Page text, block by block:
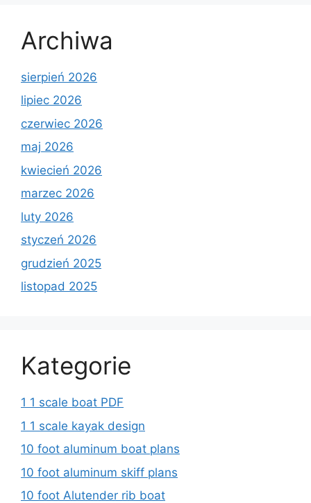
Archiwa
sierpień 2026
lipiec 2026
czerwiec 2026
maj 2026
kwiecień 2026
marzec 2026
luty 2026
styczeń 2026
grudzień 2025
listopad 2025
Kategorie
1 1 scale boat PDF
1 1 scale kayak design
10 foot aluminum boat plans
10 foot aluminum skiff plans
10 foot Alutender rib boat